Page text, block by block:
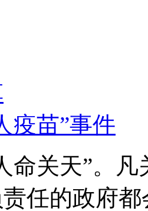
苗”事件
命关天”。
任的政府